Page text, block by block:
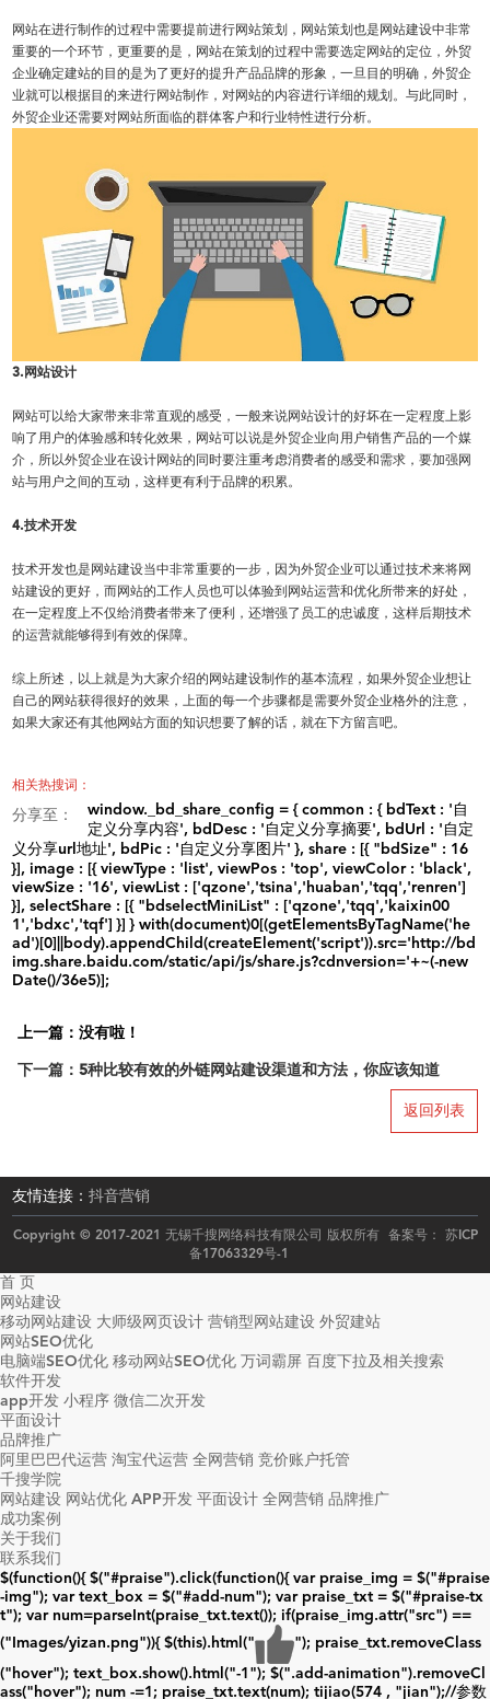
网站在进行制作的过程中需要提前进行网站策划，网站策划也是网站建设中非常
重要的一个环节，更重要的是，网站在策划的过程中需要选定网站的定位，外贸
企业确定建站的目的是为了更好的提升产品品牌的形象，一旦目的明确，外贸企
业就可以根据目的来进行网站制作，对网站的内容进行详细的规划。与此同时，
外贸企业还需要对网站所面临的群体客户和行业特性进行分析。
3.网站设计
网站可以给大家带来非常直观的感受，一般来说网站设计的好坏在一定程度上影
响了用户的体验感和转化效果，网站可以说是外贸企业向用户销售产品的一个媒
介，所以外贸企业在设计网站的同时要注重考虑消费者的感受和需求，要加强网
站与用户之间的互动，这样更有利于品牌的积累。
4.技术开发
技术开发也是网站建设当中非常重要的一步，因为外贸企业可以通过技术来将网
站建设的更好，而网站的工作人员也可以体验到网站运营和优化所带来的好处，
在一定程度上不仅给消费者带来了便利，还增强了员工的忠诚度，这样后期技术
的运营就能够得到有效的保障。
综上所述，以上就是为大家介绍的网站建设制作的基本流程，如果外贸企业想让
自己的网站获得很好的效果，上面的每一个步骤都是需要外贸企业格外的注意，
如果大家还有其他网站方面的知识想要了解的话，就在下方留言吧。
相关热搜词：
分享至：
window._bd_share_config = { common : { bdText : '自
定义分享内容', bdDesc : '自定义分享摘要', bdUrl : '自定
义分享url地址', bdPic : '自定义分享图片' }, share : [{ "bdSize" : 16
}], image : [{ viewType : 'list', viewPos : 'top', viewColor : 'black',
viewSize : '16', viewList : ['qzone','tsina','huaban','tqq','renren']
}], selectShare : [{ "bdselectMiniList" : ['qzone','tqq','kaixin00
1','bdxc','tqf'] }] } with(document)0[(getElementsByTagName('he
ad')[0]||body).appendChild(createElement('script')).src='http://bd
img.share.baidu.com/static/api/js/share.js?cdnversion='+~(-new
Date()/36e5)];
上一篇：没有啦！
下一篇：5种比较有效的外链网站建设渠道和方法，你应该知道
返回列表
友情连接：抖音营销
Copyright © 2017-2021 无锡千搜网络科技有限公司 版权所有 备案号： 苏ICP
备17063329号-1
首 页
网站建设
移动网站建设 大师级网页设计 营销型网站建设 外贸建站
网站SEO优化
电脑端SEO优化 移动网站SEO优化 万词霸屏 百度下拉及相关搜索
软件开发
app开发 小程序 微信二次开发
平面设计
品牌推广
阿里巴巴代运营 淘宝代运营 全网营销 竞价账户托管
千搜学院
网站建设 网站优化 APP开发 平面设计 全网营销 品牌推广
成功案例
关于我们
联系我们
$(function(){ $("#praise").click(function(){ var praise_img = $("#praise
-img"); var text_box = $("#add-num"); var praise_txt = $("#praise-tx
t"); var num=parseInt(praise_txt.text()); if(praise_img.attr("src") ==
("Images/yizan.png")){ $(this).html("
"); praise_txt.removeClass
("hover"); text_box.show().html("-1"); $(".add-animation").removeCl
ass("hover"); num -=1; praise_txt.text(num); tijiao(574 , "jian");//参数